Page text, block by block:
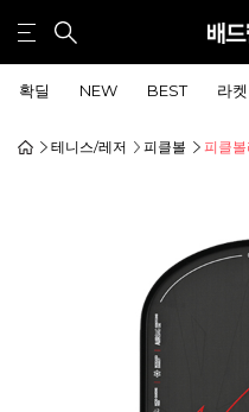
확딜 NEW BEST 라켓
테니스/레저 피클볼 피클볼